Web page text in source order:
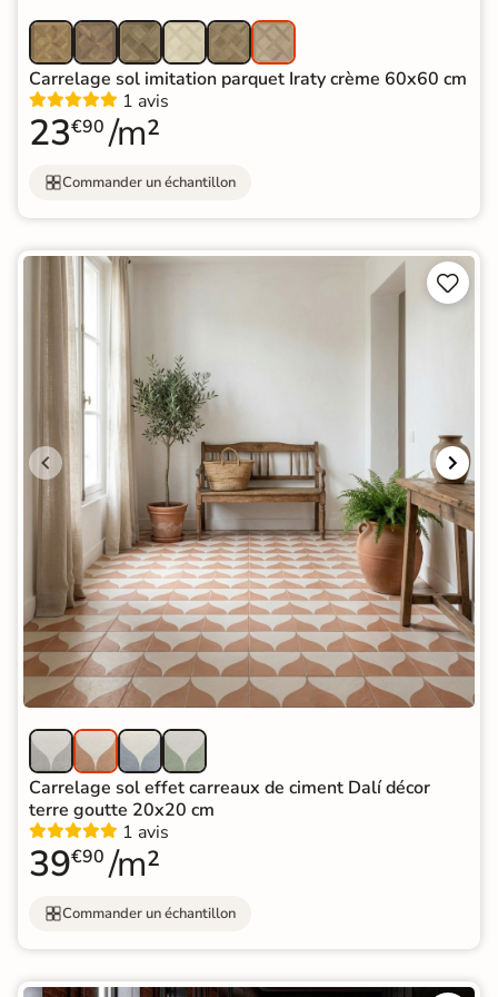
Carrelage sol imitation parquet Iraty crème 60x60 cm
1 avis
23€90 /m²
Commander un échantillon


Carrelage sol effet carreaux de ciment Dalí décor
terre goutte 20x20 cm
1 avis
39€90 /m²
Commander un échantillon